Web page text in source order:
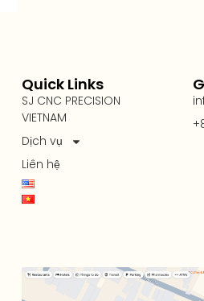
Quick Links
SJ CNC PRECISION
VIETNAM
Dịch vụ
Liên hệ